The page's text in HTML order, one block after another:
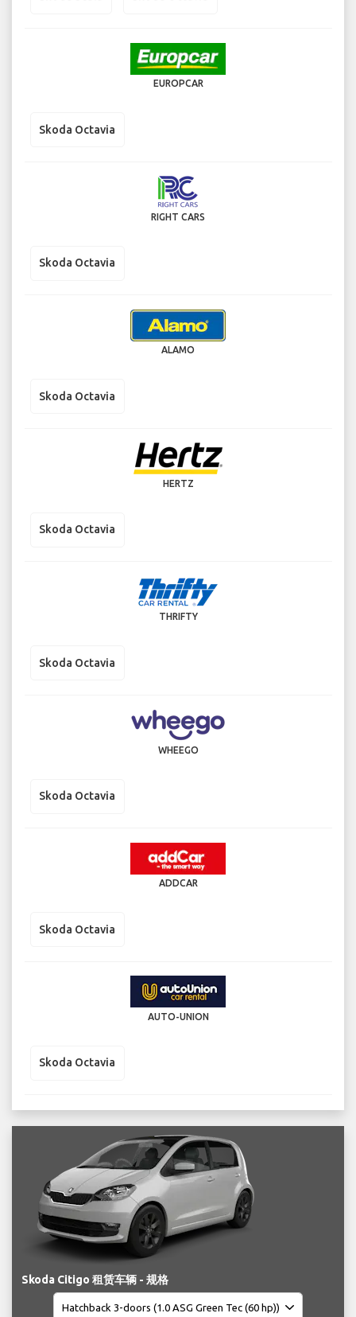
EUROPCAR
Skoda Octavia
RIGHT CARS
Skoda Octavia
ALAMO
Skoda Octavia
HERTZ
Skoda Octavia
THRIFTY
Skoda Octavia
WHEEGO
Skoda Octavia
ADDCAR
Skoda Octavia
AUTO-UNION
Skoda Octavia
Skoda Citigo 租赁车辆 - 规格